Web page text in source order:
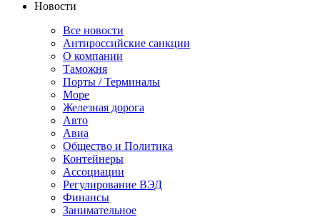
Новости
Все новости
Антироссийские санкции
О компании
Таможня
Порты / Терминалы
Море
Железная дорога
Авто
Авиа
Общество и Политика
Контейнеры
Ассоциации
Регулирование ВЭД
Финансы
Занимательное